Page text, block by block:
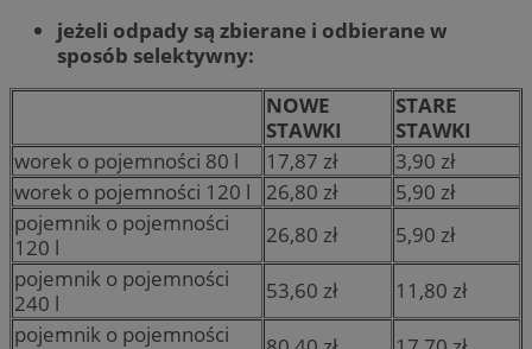
jeżeli odpady są zbierane i odbierane w
sposób selektywny:
NOWE
STAWKI
STARE
STAWKI
worek o pojemności 80 l
17,87 zł
3,90 zł
worek o pojemności 120 l
26,80 zł
5,90 zł
pojemnik o pojemności
120 l
26,80 zł
5,90 zł
pojemnik o pojemności
240 l
53,60 zł
11,80 zł
pojemnik o pojemności